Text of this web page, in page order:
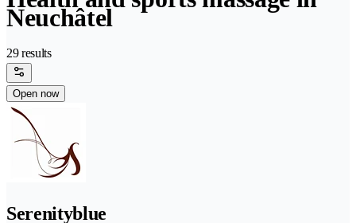
Neuchâtel
29 results
Open now
Serenityblue